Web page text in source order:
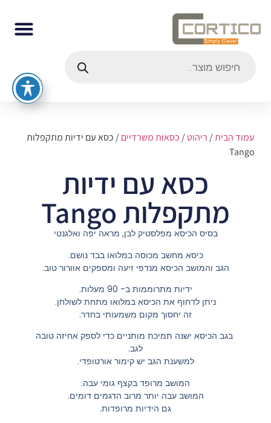
עמוד הבית/ריהוט/כסאות משרדיים/ כסא עם ידיות מתקפלות
Tango
כסא עם ידיות
מתקפלות Tango
בסיס הכיסא מפלסטיק לבן, מראה יפה ואלגנטי
כיסא מחשב מכוסה במלואו בבד נושם.
הגב והמושב הכיסא מנדפי זיעה ומספקים אוורור טוב.
ידיות מתרוממות ב- 90 מעלות.
ניתן לדחוף את הכיסא במלואו מתחת לשולחן.
זה יחסוך מקום משמעותי בחדר.
בגב הכיסא ישנה תמיכת מותניים כדי לספק אחיזה טובה
לגב.
למשענת הגב יש קימור אורטופדי.
המושב מרופד בקצף גומי עבה.
המושב עבה יותר מרוב הדגמים דומים.
גם הידיות מרופדות.